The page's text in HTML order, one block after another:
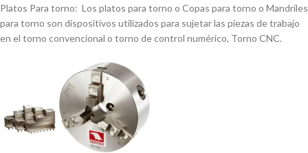
Platos Para torno: Los platos para torno o Copas para torno o Mandriles
para torno son dispositivos utilizados para sujetar las piezas de trabajo
en el torno convencional o torno de control numérico, Torno CNC.